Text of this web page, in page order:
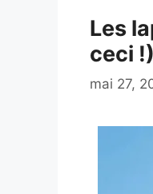
Les
ceci !)
mai 27,